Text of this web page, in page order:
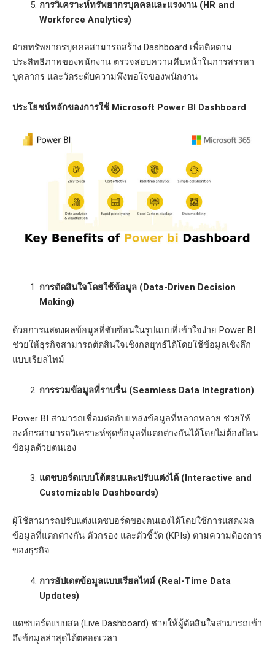
การวิเคราะห์ทรัพยากรบุคคลและแรงงาน (HR and
Workforce Analytics)
ฝ่ายทรัพยากรบุคคลสามารถสร้าง Dashboard เพื่อติดตาม
ประสิทธิภาพของพนักงาน ตรวจสอบความคืบหน้าในการสรรหา
บุคลากร และวัดระดับความพึงพอใจของพนักงาน
ประโยชน์หลักของการใช้ Microsoft Power BI Dashboard
การตัดสินใจโดยใช้ข้อมูล (Data-Driven Decision
Making)
ด้วยการแสดงผลข้อมูลที่ซับซ้อนในรูปแบบที่เข้าใจง่าย Power BI
ช่วยให้ธุรกิจสามารถตัดสินใจเชิงกลยุทธ์ได้โดยใช้ข้อมูลเชิงลึก
แบบเรียลไทม์
การรวมข้อมูลที่ราบรื่น (Seamless Data Integration)
Power BI สามารถเชื่อมต่อกับแหล่งข้อมูลที่หลากหลาย ช่วยให้
องค์กรสามารถวิเคราะห์ชุดข้อมูลที่แตกต่างกันได้โดยไม่ต้องป้อน
ข้อมูลด้วยตนเอง
แดชบอร์ดแบบโต้ตอบและปรับแต่งได้ (Interactive and
Customizable Dashboards)
ผู้ใช้สามารถปรับแต่งแดชบอร์ดของตนเองได้โดยใช้การแสดงผล
ข้อมูลที่แตกต่างกัน ตัวกรอง และตัวชี้วัด (KPIs) ตามความต้องการ
ของธุรกิจ
การอัปเดตข้อมูลแบบเรียลไทม์ (Real-Time Data
Updates)
แดชบอร์ดแบบสด (Live Dashboard) ช่วยให้ผู้ตัดสินใจสามารถเข้า
ถึงข้อมูลล่าสุดได้ตลอดเวลา